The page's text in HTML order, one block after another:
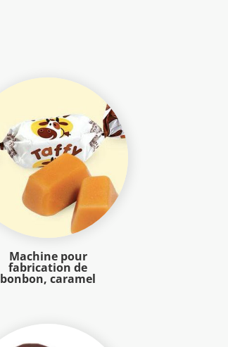
Machine pour
fabrication de
bonbon, caramel